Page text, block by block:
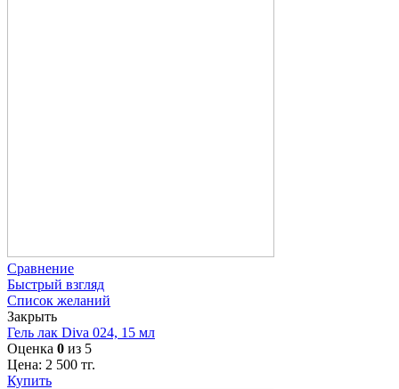
Сравнение
Быстрый взгляд
Список желаний
Закрыть
Гель лак Diva 024, 15 мл
Оценка 0 из 5
Цена: 2 500 тг.
Купить